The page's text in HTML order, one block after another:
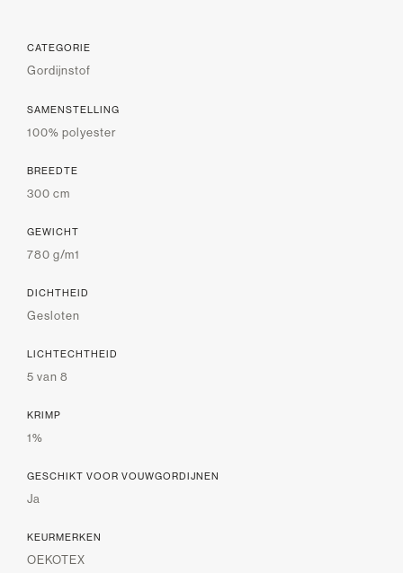
CATEGORIE
Gordijnstof
SAMENSTELLING
100% polyester
BREEDTE
300 cm
GEWICHT
780 g/m1
DICHTHEID
Gesloten
LICHTECHTHEID
5 van 8
KRIMP
1%
GESCHIKT VOOR VOUWGORDIJNEN
Ja
KEURMERKEN
OEKOTEX